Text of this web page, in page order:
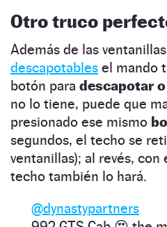
Otro truco
Además de las
descapotables el mando
botón para descapotar
no lo tiene, puede que
presionado ese mismo
segundos, el techo se
ventanillas); al revés,
techo también lo hará.
@dynastypartners